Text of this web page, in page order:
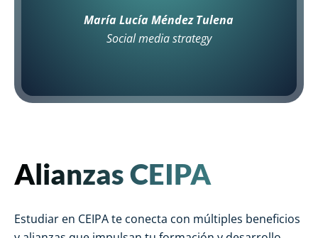
desafíos del mundo empresarial actual."
Sandra Milena Hernández
Alianzas CEIPA
Estudiar en CEIPA te conecta con múltiples beneficios